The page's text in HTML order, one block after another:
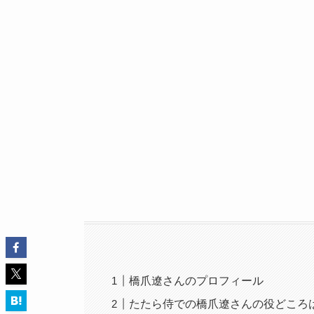
橋爪遼さんのプロフィール
たたら侍での橋爪遼さんの役どころ